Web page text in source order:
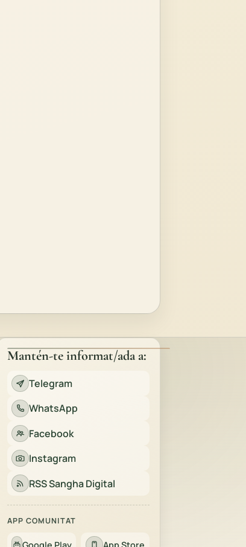
Mantén-te informat/ada a:
Telegram
WhatsApp
Facebook
Instagram
RSS Sangha Digital
APP COMUNITAT
Google Play App Store